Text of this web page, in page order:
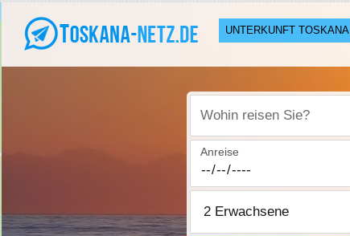
UNTERKUNFT TOSKANA
Wohin reisen Sie?
Anreise